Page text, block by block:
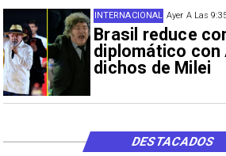
Ayer A Las
Brasil reduce
diplomático con
dichos de Milei
INTERNACIONAL
DESTACADOS